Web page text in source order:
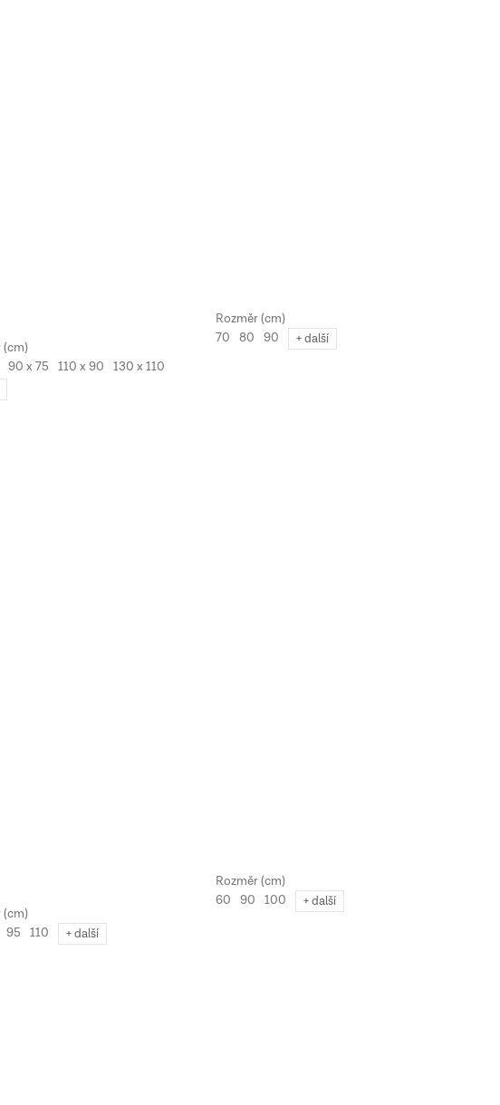
90 x 75 110 x 90 130 x 110
70 80 90 + další
95 110 + další
60 90 100 + další